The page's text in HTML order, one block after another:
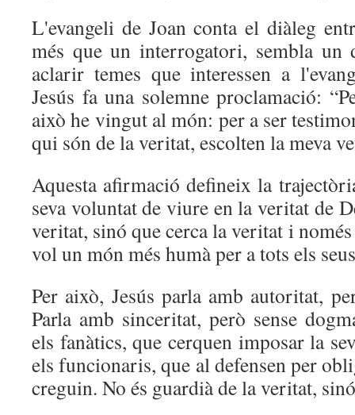
L'evangeli de Joan conta el diàleg
més que un interrogatori, sembla un
aclarir temes que interessen a
Jesús fa una solemne proclamació:
això he vingut al món: per a ser
qui són de la veritat, escolten la meva
Aquesta afirmació defineix la
seva voluntat de viure en la veritat de
veritat, sinó que cerca la veritat i
vol un món més humà per a tots els
Per això, Jesús parla amb autoritat,
Parla amb sinceritat, però sense
els fanàtics, que cerquen imposar la
els funcionaris, que al defensen per
creguin. No és guardià de la veritat,